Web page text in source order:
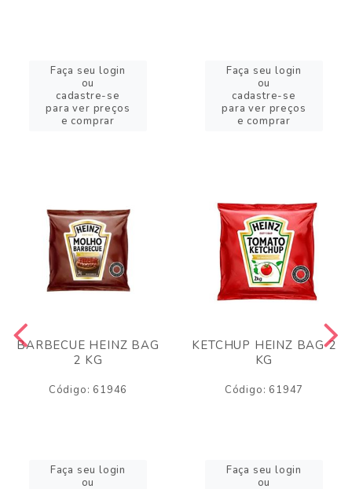
Faça seu login
ou
cadastre-se
para ver preços
e comprar
Faça seu login
ou
cadastre-se
para ver preços
e comprar
BARBECUE HEINZ BAG
2 KG
Código: 61946
Faça seu login
ou
KETCHUP HEINZ BAG 2
KG
Código: 61947
Faça seu login
ou